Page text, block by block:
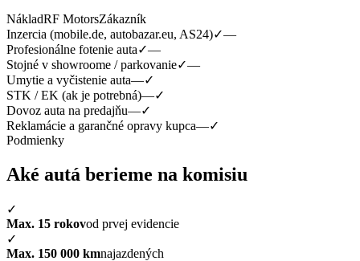
NákladRF MotorsZákazník
Inzercia (mobile.de, autobazar.eu, AS24)✓—
Profesionálne fotenie auta✓—
Stojné v showroome / parkovanie✓—
Umytie a vyčistenie auta—✓
STK / EK (ak je potrebná)—✓
Dovoz auta na predajňu—✓
Reklamácie a garančné opravy kupca—✓
Podmienky
Aké autá berieme na komisiu
✓
Max. 15 rokovod prvej evidencie
✓
Max. 150 000 kmnajazdených